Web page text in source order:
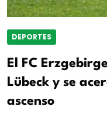
DEPORTES
El FC
Lübeck y se
ascenso